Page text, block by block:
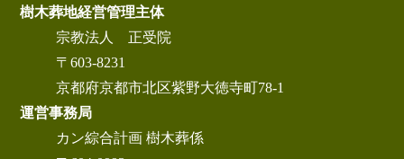
樹木葬地経営管理主体
宗教法人 正受院
〒603-8231
京都府京都市北区紫野大徳寺町78-1
運営事務局
カン綜合計画 樹木葬係